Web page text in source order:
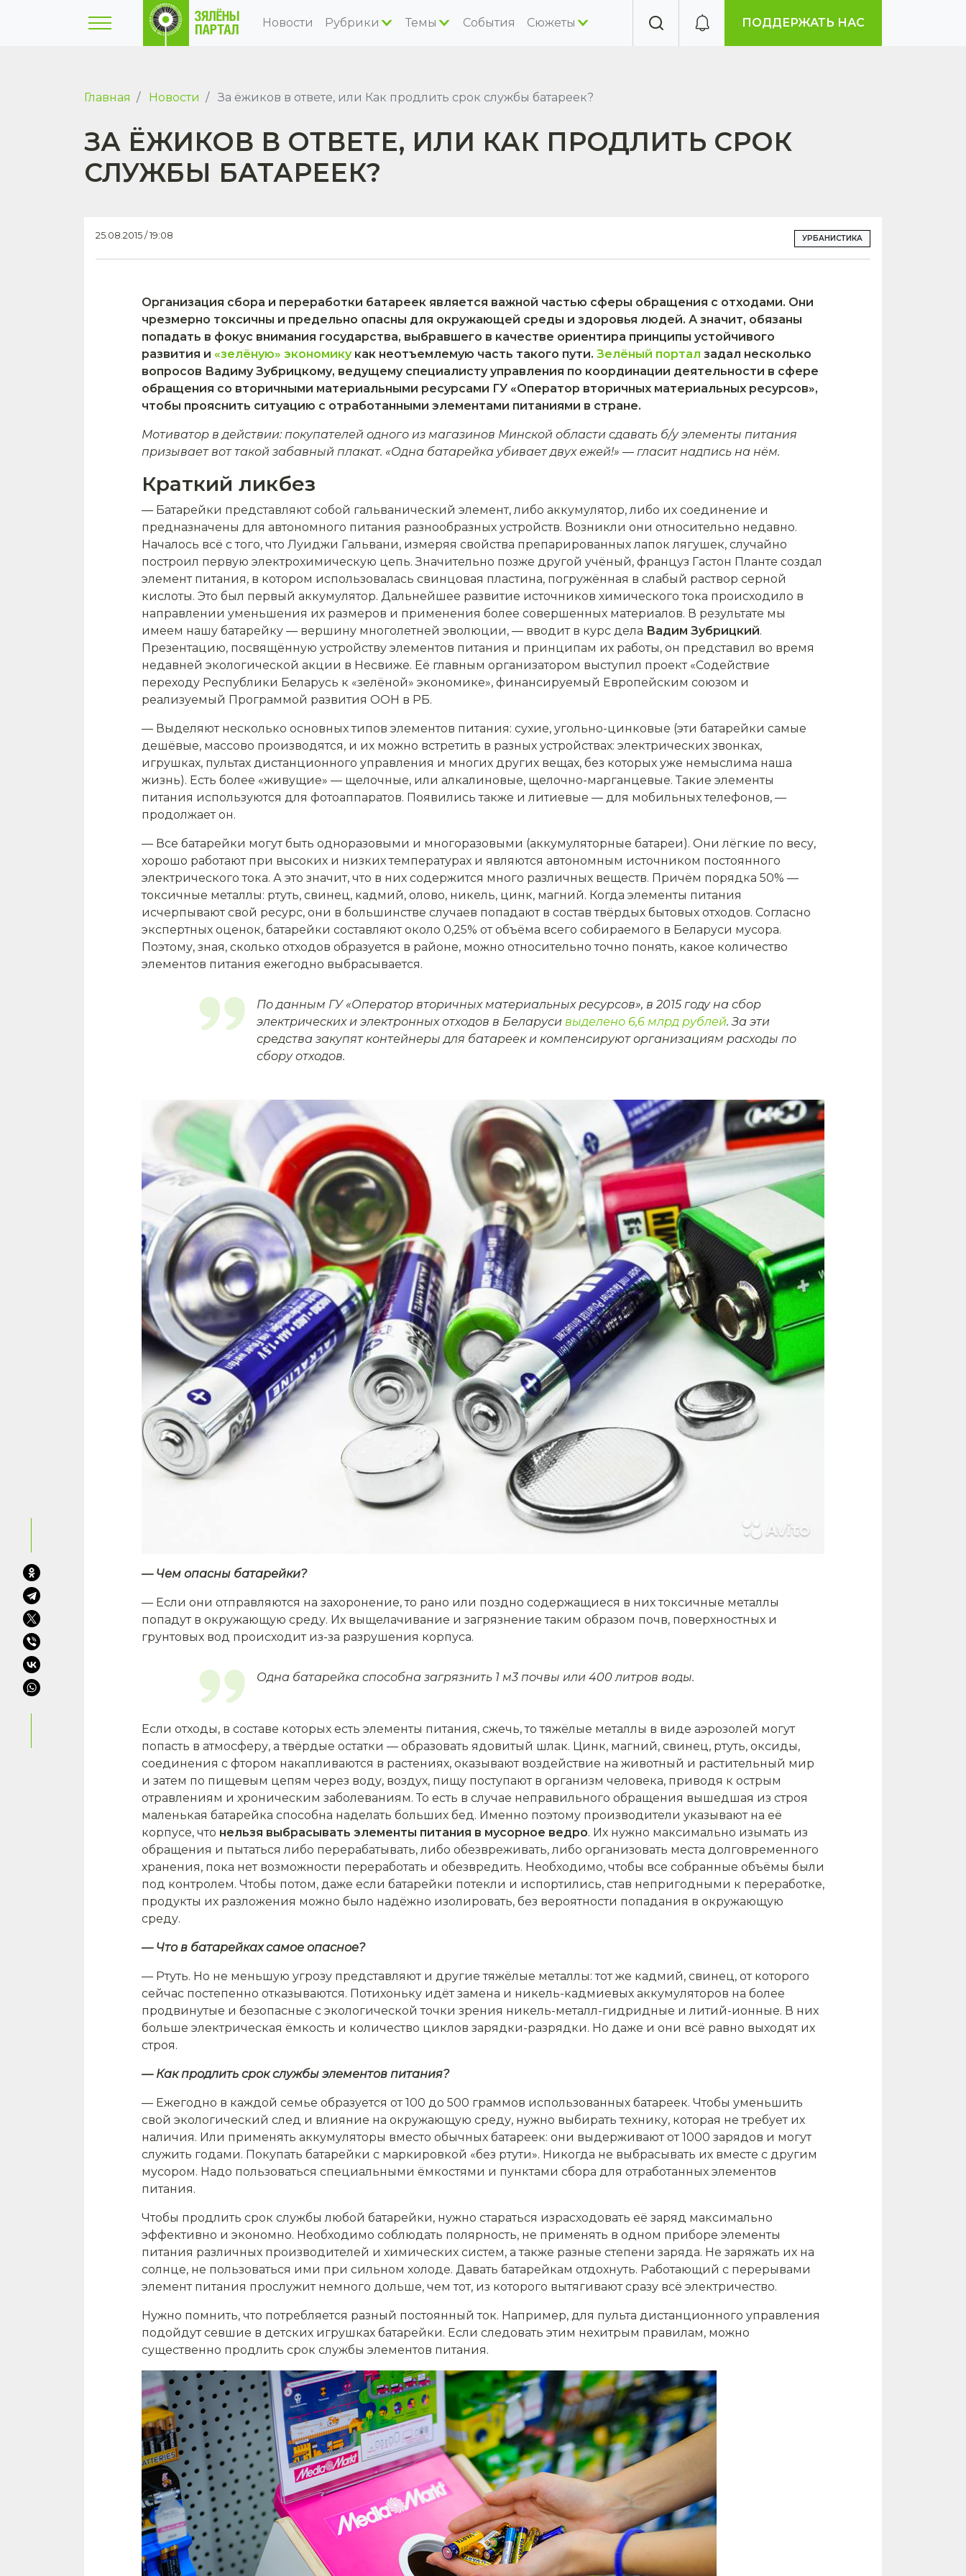
Новости Рубрики Темы События Сюжеты ПОДДЕРЖАТЬ НАС
Главная Новости За ёжиков в ответе, или Как продлить срок службы батареек?
ЗА ЁЖИКОВ В ОТВЕТЕ, ИЛИ КАК ПРОДЛИТЬ СРОК
СЛУЖБЫ БАТАРЕЕК?
25.08.2015 / 19:08 УРБАНИСТИКА
Организация сбора и переработки батареек является важной частью сферы обращения с отходами. Они
чрезмерно токсичны и предельно опасны для окружающей среды и здоровья людей. А значит, обязаны
попадать в фокус внимания государства, выбравшего в качестве ориентира принципы устойчивого
развития и «зелёную» экономикукак неотъемлемую часть такого пути. Зелёный портал задал несколько
вопросов Вадиму Зубрицкому, ведущему специалисту управления по координации деятельности в сфере
обращения со вторичными материальными ресурсами ГУ «Оператор вторичных материальных ресурсов»,
чтобы прояснить ситуацию с отработанными элементами питаниями в стране.
Мотиватор в действии: покупателей одного из магазинов Минской области сдавать б/у элементы питания
призывает вот такой забавный плакат. «Одна батарейка убивает двух ежей!» — гласит надпись на нём.
Краткий ликбез
— Батарейки представляют собой гальванический элемент, либо аккумулятор, либо их соединение и
предназначены для автономного питания разнообразных устройств. Возникли они относительно недавно.
Началось всё с того, что Луиджи Гальвани, измеряя свойства препарированных лапок лягушек, случайно
построил первую электрохимическую цепь. Значительно позже другой учёный, француз Гастон Планте создал
элемент питания, в котором использовалась свинцовая пластина, погружённая в слабый раствор серной
кислоты. Это был первый аккумулятор. Дальнейшее развитие источников химического тока происходило в
направлении уменьшения их размеров и применения более совершенных материалов. В результате мы
имеем нашу батарейку — вершину многолетней эволюции, — вводит в курс дела Вадим Зубрицкий.
Презентацию, посвящённую устройству элементов питания и принципам их работы, он представил во время
недавней экологической акции в Несвиже. Её главным организатором выступил проект «Содействие
переходу Республики Беларусь к «зелёной» экономике», финансируемый Европейским союзом и
реализуемый Программой развития ООН в РБ.
— Выделяют несколько основных типов элементов питания: сухие, угольно-цинковые (эти батарейки самые
дешёвые, массово производятся, и их можно встретить в разных устройствах: электрических звонках,
игрушках, пультах дистанционного управления и многих других вещах, без которых уже немыслима наша
жизнь). Есть более «живущие» — щелочные, или алкалиновые, щелочно-марганцевые. Такие элементы
питания используются для фотоаппаратов. Появились также и литиевые — для мобильных телефонов, —
продолжает он.
— Все батарейки могут быть одноразовыми и многоразовыми (аккумуляторные батареи). Они лёгкие по весу,
хорошо работают при высоких и низких температурах и являются автономным источником постоянного
электрического тока. А это значит, что в них содержится много различных веществ. Причём порядка 50% —
токсичные металлы: ртуть, свинец, кадмий, олово, никель, цинк, магний. Когда элементы питания
исчерпывают свой ресурс, они в большинстве случаев попадают в состав твёрдых бытовых отходов. Согласно
экспертных оценок, батарейки составляют около 0,25% от объёма всего собираемого в Беларуси мусора.
Поэтому, зная, сколько отходов образуется в районе, можно относительно точно понять, какое количество
элементов питания ежегодно выбрасывается.
По данным ГУ «Оператор вторичных материальных ресурсов», в 2015 году на сбор
электрических и электронных отходов в Беларуси выделено 6,6 млрд рублей. За эти
средства закупят контейнеры для батареек и компенсируют организациям расходы по
сбору отходов.
— Чем опасны батарейки?
— Если они отправляются на захоронение, то рано или поздно содержащиеся в них токсичные металлы
попадут в окружающую среду. Их выщелачивание и загрязнение таким образом почв, поверхностных и
грунтовых вод происходит из-за разрушения корпуса.
Одна батарейка способна загрязнить 1 м3 почвы или 400 литров воды.
Если отходы, в составе которых есть элементы питания, сжечь, то тяжёлые металлы в виде аэрозолей могут
попасть в атмосферу, а твёрдые остатки — образовать ядовитый шлак. Цинк, магний, свинец, ртуть, оксиды,
соединения с фтором накапливаются в растениях, оказывают воздействие на животный и растительный мир
и затем по пищевым цепям через воду, воздух, пищу поступают в организм человека, приводя к острым
отравлениям и хроническим заболеваниям. То есть в случае неправильного обращения вышедшая из строя
маленькая батарейка способна наделать больших бед. Именно поэтому производители указывают на её
корпусе, что нельзя выбрасывать элементы питания в мусорное ведро. Их нужно максимально изымать из
обращения и пытаться либо перерабатывать, либо обезвреживать, либо организовать места долговременного
хранения, пока нет возможности переработать и обезвредить. Необходимо, чтобы все собранные объёмы были
под контролем. Чтобы потом, даже если батарейки потекли и испортились, став непригодными к переработке,
продукты их разложения можно было надёжно изолировать, без вероятности попадания в окружающую
среду.
— Что в батарейках самое опасное?
— Ртуть. Но не меньшую угрозу представляют и другие тяжёлые металлы: тот же кадмий, свинец, от которого
сейчас постепенно отказываются. Потихоньку идёт замена и никель-кадмиевых аккумуляторов на более
продвинутые и безопасные с экологической точки зрения никель-металл-гидридные и литий-ионные. В них
больше электрическая ёмкость и количество циклов зарядки-разрядки. Но даже и они всё равно выходят их
строя.
— Как продлить срок службы элементов питания?
— Ежегодно в каждой семье образуется от 100 до 500 граммов использованных батареек. Чтобы уменьшить
свой экологический след и влияние на окружающую среду, нужно выбирать технику, которая не требует их
наличия. Или применять аккумуляторы вместо обычных батареек: они выдерживают от 1000 зарядов и могут
служить годами. Покупать батарейки с маркировкой «без ртути». Никогда не выбрасывать их вместе с другим
мусором. Надо пользоваться специальными ёмкостями и пунктами сбора для отработанных элементов
питания.
Чтобы продлить срок службы любой батарейки, нужно стараться израсходовать её заряд максимально
эффективно и экономно. Необходимо соблюдать полярность, не применять в одном приборе элементы
питания различных производителей и химических систем, а также разные степени заряда. Не заряжать их на
солнце, не пользоваться ими при сильном холоде. Давать батарейкам отдохнуть. Работающий с перерывами
элемент питания прослужит немного дольше, чем тот, из которого вытягивают сразу всё электричество.
Нужно помнить, что потребляется разный постоянный ток. Например, для пульта дистанционного управления
подойдут севшие в детских игрушках батарейки. Если следовать этим нехитрым правилам, можно
существенно продлить срок службы элементов питания.